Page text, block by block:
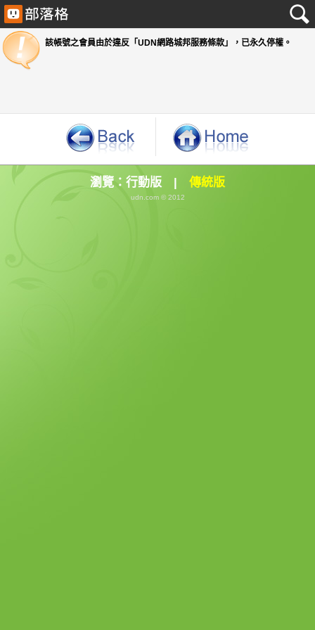
瀏覽： 行動版 | 傳統版
udn.com © 2012